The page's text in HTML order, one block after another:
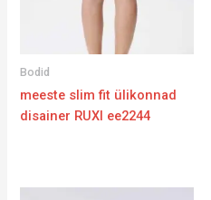
Bodid
meeste slim fit ülikonnad
disainer RUXI ee2244